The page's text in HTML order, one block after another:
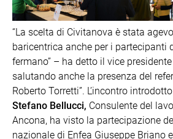
“La scelta di Civitanova è stata
baricentrica anche per i partecipanti
fermano” – ha detto il vice
salutando anche la presenza del
Roberto Torretti”. L’incontro
Stefano Bellucci, Consulente del
Ancona, ha visto la partecipazione
nazionale di Enfea Giuseppe Briano